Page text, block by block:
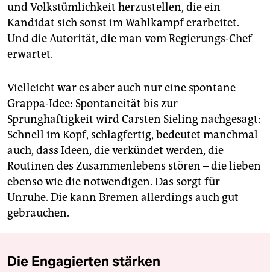
und Volkstümlichkeit herzustellen, die ein
Kandidat sich sonst im Wahlkampf erarbeitet.
Und die Autorität, die man vom Regierungs-Chef
erwartet.
Vielleicht war es aber auch nur eine spontane
Grappa-Idee: Spontaneität bis zur
Sprunghaftigkeit wird Carsten Sieling nachgesagt:
Schnell im Kopf, schlagfertig, bedeutet manchmal
auch, dass Ideen, die verkündet werden, die
Routinen des Zusammenlebens stören – die lieben
ebenso wie die notwendigen. Das sorgt für
Unruhe. Die kann Bremen allerdings auch gut
gebrauchen.
Die Engagierten stärken